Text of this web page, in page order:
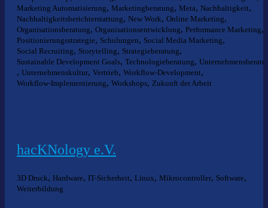
Marketing Automatisierung, Marketingberatung, Meta, Nachhaltigkeit,
Nachhaltigkeitsberichterstattung, New Work, Online Marketing,
Organisationsberatung, Organisationsentwicklung, Performance Marketing,
Positionierungsstrategie, Schulungen, Social Media Marketing,
Social Recruiting, Storytelling, Strategieberatung,
Sustainable Development Goals, Technologieberatung,
, Unternehmenskultur, Vertrieb, Workflow-Development,
Workflow-Implementierung, Workshops, Zukunft der Arbeit
hacKNology e.V.
3D Druck, Hardware, IT-Sicherheit, Linux, Mikrocontroller, Software,
Weiterbildung